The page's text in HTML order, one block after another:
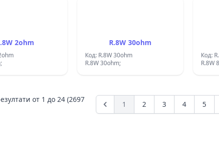
2ohm R.8W 30ohm
Код: R.8W 30ohm
R.8W 30ohm;
Код:
R.8W
от 1 до 24 (2697
1 2 3 4 5